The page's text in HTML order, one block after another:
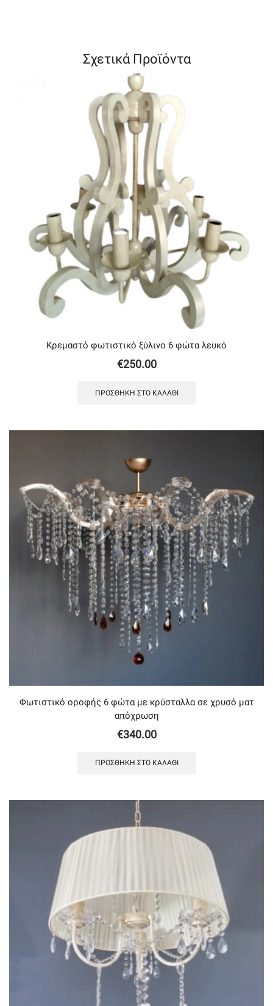
Σχετικά Προϊόντα
Κρεμαστό φωτιστικό ξύλινο 6 φώτα λευκό
€250.00
ΠΡΟΣΘΉΚΗ ΣΤΟ ΚΑΛΆΘΙ
Φωτιστικό οροφής 6 φώτα με κρύσταλλα σε χρυσό ματ
απόχρωση
€340.00
ΠΡΟΣΘΉΚΗ ΣΤΟ ΚΑΛΆΘΙ